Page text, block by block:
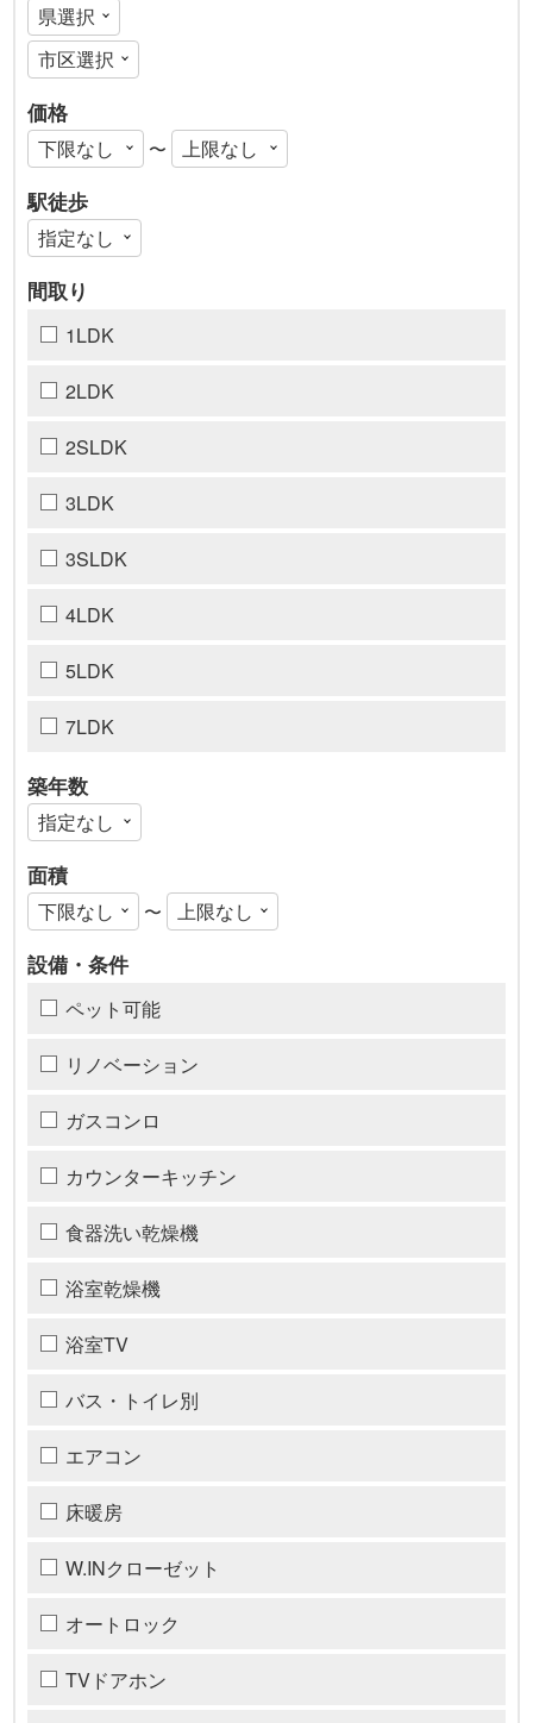
価格
〜
駅徒歩
間取り
1LDK
2LDK
2SLDK
3LDK
3SLDK
4LDK
5LDK
7LDK
築年数
面積
〜
設備・条件
ペット可能
リノベーション
ガスコンロ
カウンターキッチン
食器洗い乾燥機
浴室乾燥機
浴室TV
バス・トイレ別
エアコン
床暖房
W.INクローゼット
オートロック
TVドアホン